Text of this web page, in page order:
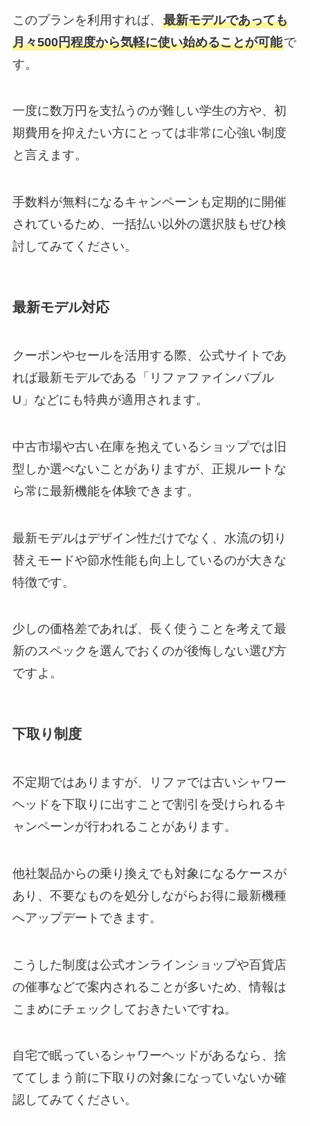
このプランを利用すれば、 最新モデルであっても
月々500円程度から気軽に使い始めることが可能で
す。
一度に数万円を支払うのが難しい学生の方や、初
期費用を抑えたい方にとっては非常に心強い制度
と言えます。
手数料が無料になるキャンペーンも定期的に開催
されているため、一括払い以外の選択肢もぜひ検
討してみてください。
最新モデル対応
クーポンやセールを活用する際、公式サイトであ
れば最新モデルである「リファファインバブル
U」などにも特典が適用されます。
中古市場や古い在庫を抱えているショップでは旧
型しか選べないことがありますが、正規ルートな
ら常に最新機能を体験できます。
最新モデルはデザイン性だけでなく、水流の切り
替えモードや節水性能も向上しているのが大きな
特徴です。
少しの価格差であれば、長く使うことを考えて最
新のスペックを選んでおくのが後悔しない選び方
ですよ。
下取り制度
不定期ではありますが、リファでは古いシャワー
ヘッドを下取りに出すことで割引を受けられるキ
ャンペーンが行われることがあります。
他社製品からの乗り換えでも対象になるケースが
あり、不要なものを処分しながらお得に最新機種
へアップデートできます。
こうした制度は公式オンラインショップや百貨店
の催事などで案内されることが多いため、情報は
こまめにチェックしておきたいですね。
自宅で眠っているシャワーヘッドがあるなら、捨
ててしまう前に下取りの対象になっていないか確
認してみてください。